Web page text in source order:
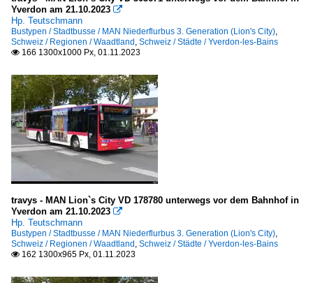
Yverdon am 21.10.2023 
Hp. Teutschmann
Bustypen / Stadtbusse / MAN Niederflurbus 3. Generation (Lion's City),
Schweiz / Regionen / Waadtland , Schweiz / Städte / Yverdon-les-Bains
 166 1300x1000 Px, 01.11.2023
travys - MAN Lion`s City VD 178780 unterwegs vor dem Bahnhof in
Yverdon am 21.10.2023 
Hp. Teutschmann
Bustypen / Stadtbusse / MAN Niederflurbus 3. Generation (Lion's City),
Schweiz / Regionen / Waadtland , Schweiz / Städte / Yverdon-les-Bains
 162 1300x965 Px, 01.11.2023